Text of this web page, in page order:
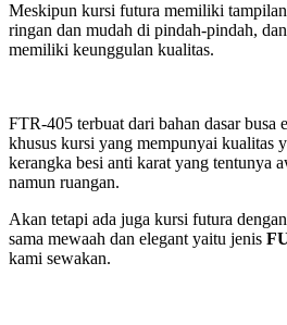
Meskipun kursi futura memiliki
ringan dan mudah di pindah-pindah,
memiliki keunggulan kualitas.
FTR-405 terbuat dari bahan dasar busa
khusus kursi yang mempunyai kualitas
kerangka besi anti karat yang tentunya
namun ruangan.
Akan tetapi ada juga kursi futura
sama mewaah dan elegant yaitu jenis
kami sewakan.